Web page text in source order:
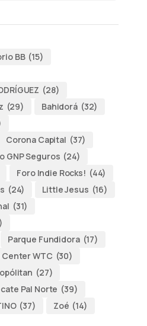
BB (15)
(28)
(29) Bahidorá (32)
Corona Capital (37)
GNP Seguros (24)
Foro Indie Rocks! (44)
(24) Little Jesus (16)
(31)
Parque Fundidora (17)
Center WTC (30)
(27)
Pal Norte (39)
(37) Zoé (14)